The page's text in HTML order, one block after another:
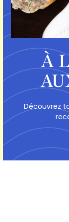
À
Découvrez